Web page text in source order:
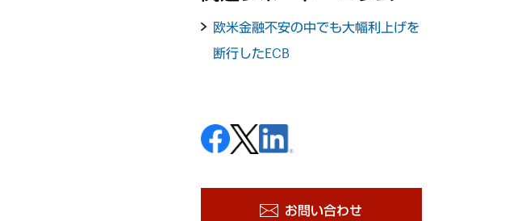
欧米金融不安の中でも大幅利上げを
断行したECB
お問い合わせ